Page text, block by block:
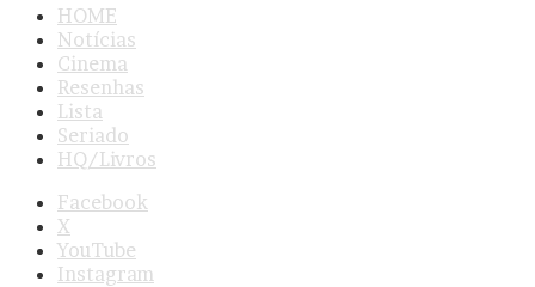
HOME
Notícias
Cinema
Resenhas
Lista
Seriado
HQ/Livros
Facebook
X
YouTube
Instagram